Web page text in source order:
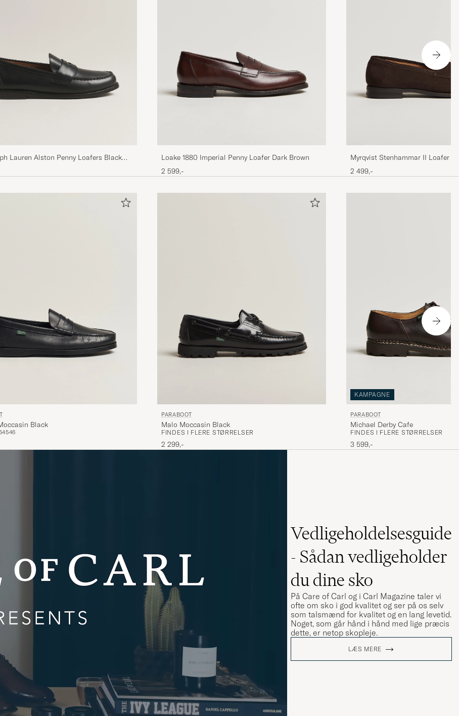
Lauren Alston Penny Loafers Black
Loake 1880 Imperial Penny Loafer Dark Brown
2 599,-
Myrqvist Stenhammar II Loafer
2 499,-
Black
4546
PARABOOT
Malo Moccasin Black
FINDES I FLERE STØRRELSER
2 299,-
KAMPAGNE
PARABOOT
Michael Derby Cafe
FINDES I FLERE STØRRELSER
3 599,-
Vedligeholdelsesguide
- Sådan vedligeholder
du dine sko
På Care of Carl og i Carl Magazine taler vi
ofte om sko i god kvalitet og ser på os selv
som talsmænd for kvalitet og en lang levetid.
Noget, som går hånd i hånd med lige præcis
dette, er netop skopleje.
LÆS MERE